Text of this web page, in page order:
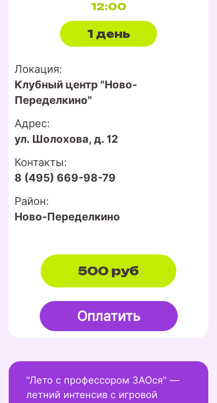
12:00
1 день
Локация:
Клубный центр "Ново-
Переделкино"
Адрес:
ул. Шолохова, д. 12
Контакты:
8 (495) 669-98-79
Район:
Ново-Переделкино
500 руб
Оплатить
"Лето с профессором ЗАОся" —
летний интенсив с игровой